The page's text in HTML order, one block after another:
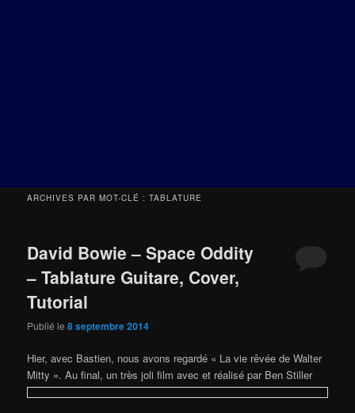
ARCHIVES PAR MOT-CLÉ :TABLATURE
David Bowie – Space Oddity
– Tablature Guitare, Cover,
Tutorial
Publié le8 septembre 2014
Hier, avec Bastien, nous avons regardé « La vie rêvée de Walter
Mitty ». Au final, un très joli film avec et réalisé par Ben Stiller